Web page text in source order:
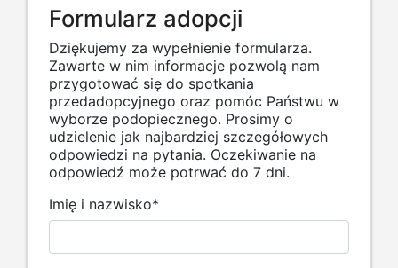
Formularz adopcji
Dziękujemy za wypełnienie formularza.
Zawarte w nim informacje pozwolą nam
przygotować się do spotkania
przedadopcyjnego oraz pomóc Państwu w
wyborze podopiecznego. Prosimy o
udzielenie jak najbardziej szczegółowych
odpowiedzi na pytania. Oczekiwanie na
odpowiedź może potrwać do 7 dni.
Imię i nazwisko*